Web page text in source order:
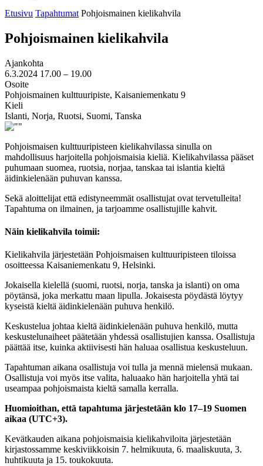
Etusivu Tapahtumat Pohjoismainen kielikahvila
Pohjoismainen kielikahvila
Ajankohta
6.3.2024 17.00 – 19.00
Osoite
Pohjoismainen kulttuuripiste, Kaisaniemenkatu 9
Kieli
Islanti, Norja, Ruotsi, Suomi, Tanska
Pohjoismaisen kulttuuripisteen kielikahvilassa sinulla on
mahdollisuus harjoitella pohjoismaisia kieliä. Kielikahvilassa pääset
puhumaan suomea, ruotsia, norjaa, tanskaa tai islantia kieltä
äidinkielenään puhuvan kanssa.
Sekä aloittelijat että edistyneemmät osallistujat ovat tervetulleita!
Tapahtuma on ilmainen, ja tarjoamme osallistujille kahvit.
Näin kielikahvila toimii:
Kielikahvila järjestetään Pohjoismaisen kulttuuripisteen tiloissa
osoitteessa Kaisaniemenkatu 9, Helsinki.
Jokaisella kielellä (suomi, ruotsi, norja, tanska ja islanti) on oma
pöytänsä, joka merkattu maan lipulla. Jokaisesta pöydästä löytyy
kyseistä kieltä äidinkielenään puhuva henkilö.
Keskustelua johtaa kieltä äidinkielenään puhuva henkilö, mutta
keskustelunaiheet päätetään yhdessä osallistujien kanssa. Osallistuja
päättää itse, kuinka aktiivisesti hän haluaa osallistua keskusteluun.
Tapahtuman aikana osallistuja voi tulla ja mennä mielensä mukaan.
Osallistuja voi myös itse valita, haluaako hän harjoitella yhtä tai
useampaa pohjoismaista kieltä samalla kerralla.
Huomioithan, että tapahtuma järjestetään klo 17–19 Suomen
aikaa (UTC+3).
Kevätkauden aikana pohjoismaisia kielikahviloita järjestetään
kirjastossamme keskiviikkoisin 7. helmikuuta, 6. maaliskuuta, 3.
huhtikuuta ja 15. toukokuuta.